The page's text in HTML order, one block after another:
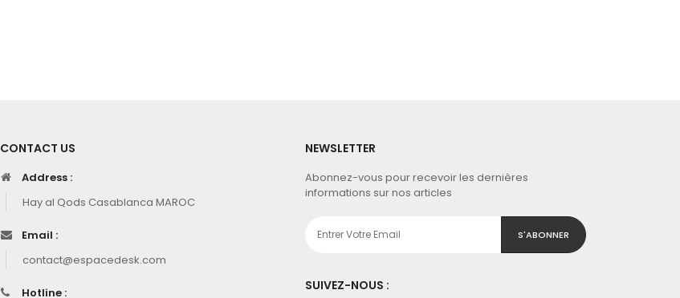
CONTACT US
Address :
Hay al Qods Casablanca MAROC
Email :
contact@espacedesk.com
Hotline :
NEWSLETTER
Abonnez-vous pour recevoir les dernières
informations sur nos articles
S'ABONNER
SUIVEZ-NOUS :